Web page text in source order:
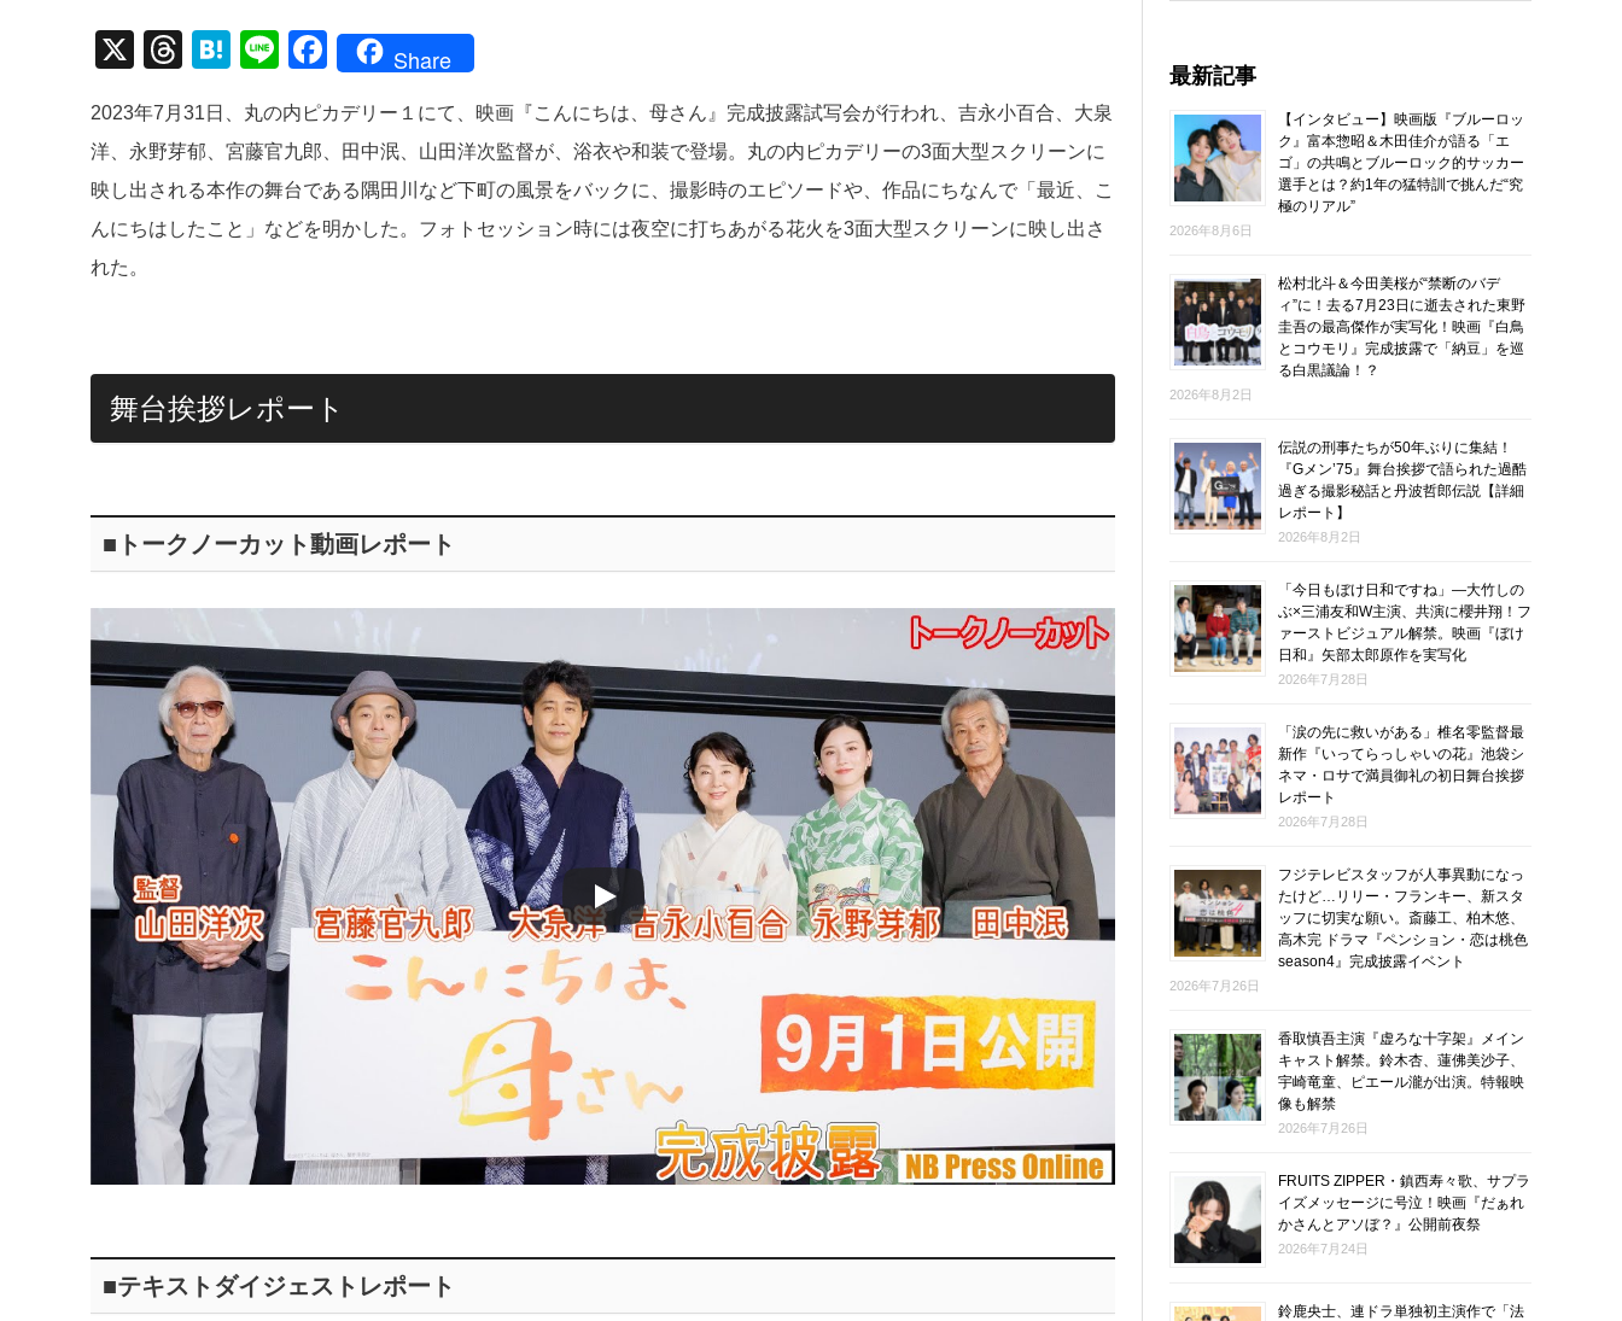
X
T
e
a
d
s
H
e
n
a
Li
e
F
c
e
b
o
Share
2023年7月31日、丸の内ピカデリー１にて、映画『こんにちは、母さん』完成披露試写会が行われ、吉永小百合、大泉
洋、永野芽郁、宮藤官九郎、田中泯、山田洋次監督が、浴衣や和装で登場。丸の内ピカデリーの3面大型スクリーンに
映し出される本作の舞台である隅田川など下町の風景をバックに、撮影時のエピソードや、作品にちなんで「最近、こ
んにちはしたこと」などを明かした。フォトセッション時には夜空に打ちあがる花火を3面大型スクリーンに映し出さ
れた。
舞台挨拶レポート
■トークノーカット動画レポート
■テキストダイジェストレポート
最新記事
【インタビュー】映画版『ブルーロッ
ク』富本惣昭＆木田佳介が語る「エ
ゴ」の共鳴とブルーロック的サッカー
選手とは？約1年の猛特訓で挑んだ“究
極のリアル”
2026年8月6日
松村北斗＆今田美桜が“禁断のバデ
ィ”に！去る7月23日に逝去された東野
圭吾の最高傑作が実写化！映画『白鳥
とコウモリ』完成披露で「納豆」を巡
る白黒議論！？
2026年8月2日
伝説の刑事たちが50年ぶりに集結！
『Gメン’75』舞台挨拶で語られた過酷
過ぎる撮影秘話と丹波哲郎伝説【詳細
レポート】
2026年8月2日
「今日もぼけ日和ですね」―大竹しの
ぶ×三浦友和W主演、共演に櫻井翔！フ
ァーストビジュアル解禁。映画『ぼけ
日和』矢部太郎原作を実写化
2026年7月28日
「涙の先に救いがある」椎名零監督最
新作『いってらっしゃいの花』池袋シ
ネマ・ロサで満員御礼の初日舞台挨拶
レポート
2026年7月28日
フジテレビスタッフが人事異動になっ
たけど…リリー・フランキー、新スタ
ッフに切実な願い。斎藤工、柏木悠、
高木完 ドラマ『ペンション・恋は桃色
season4』完成披露イベント
2026年7月26日
香取慎吾主演『虚ろな十字架』メイン
キャスト解禁。鈴木杏、蓮佛美沙子、
宇崎竜童、ピエール瀧が出演。特報映
像も解禁
2026年7月26日
FRUITS ZIPPER・鎮西寿々歌、サプラ
イズメッセージに号泣！映画『だぁれ
かさんとアソぼ？』公開前夜祭
2026年7月24日
鈴鹿央士、連ドラ単独初主演作で「法